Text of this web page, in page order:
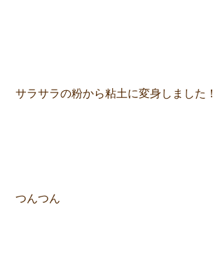
サラサラの粉から粘土に変身しました！
つんつん